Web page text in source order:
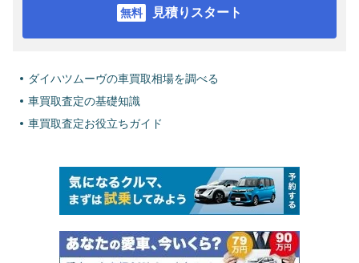
見積りスタート
ダイハツムーヴの車買取相場を調べる
車買取査定の基礎知識
車買取査定お役立ちガイド